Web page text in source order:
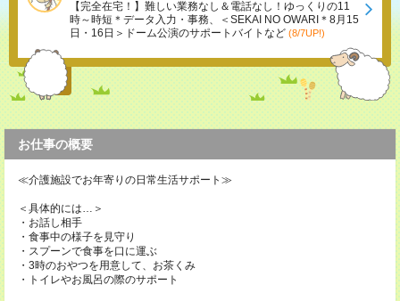
【完全在宅！】難しい業務なし＆電話なし！ゆっくりの11
時～時短＊データ入力・事務、＜SEKAI NO OWARI＊8月15
日・16日＞ドーム公演のサポートバイトなど (8/7UP!)
お仕事の概要
≪介護施設でお年寄りの日常生活サポート≫
＜具体的には…＞
・お話し相手
・食事中の様子を見守り
・スプーンで食事を口に運ぶ
・3時のおやつを用意して、お茶くみ
・トイレやお風呂の際のサポート